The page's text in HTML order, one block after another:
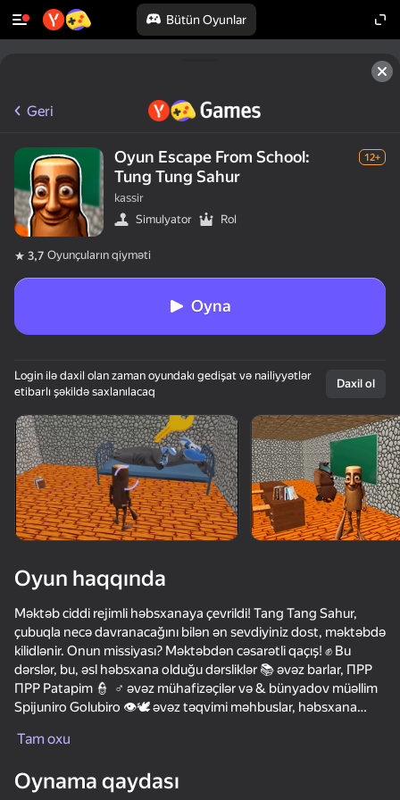
Bütün Oyunlar
Cihazı döndərin
Oyun yalnız üfüqi
rejimdə işləyir
NEXTBOTS: Sandbox
Call Metromen
Geri
Oyun Escape From School:
Tung Tung Sahur
12+
kassir
Simulyator
Rol
3,7 Oyunçuların qiyməti
Oyna
Login ilə daxil olan zaman oyundakı gedişat və nailiyyətlər
etibarlı şəkildə saxlanılacaq
Daxil ol
Oyun haqqında
Məktəb ciddi rejimli həbsxanaya çevrildi! Tang Tang Sahur,
çubuqla necə davranacağını bilən ən sevdiyiniz dost, məktəbdə
kilidlənir. Onun missiyası? Məktəbdən cəsarətli qaçış! ✊ Bu
dərslər, bu, əsl həbsxana olduğu dərsliklər 📚 əvəz barlar, ПРР
ПРР Patapim 👮 ️ ♂ əvəz mühafizəçilər və & bünyadov müəllim
Spijuniro Golubiro 👁️🕊️ əvəz təqvimi məhbuslar, həbsxana
Tam oxu
Oynama qaydası